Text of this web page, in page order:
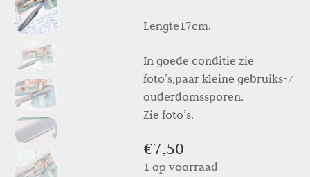
Lengte17cm.
In goede conditie zie
foto’s,paar kleine gebruiks-/
ouderdomssporen.
Zie foto’s.
€7,50
1 op voorraad